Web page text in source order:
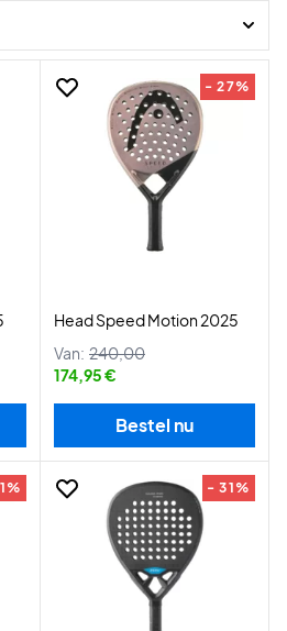
- 27%
Head Speed Motion 2025
Van: 240,00
174,95 €
Bestel nu
- 31%